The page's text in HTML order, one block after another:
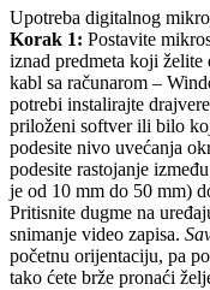
Upotreba digitalnog
Korak 1: Postavite
iznad predmeta koji želite
kabl sa računarom –
potrebi instalirajte
priloženi softver ili bilo
podesite nivo uvećanja
podesite rastojanje
je od 10 mm do 50 mm)
Pritisnite dugme na
snimanje video zapisa.
početnu orijentaciju, pa
tako ćete brže pronaći